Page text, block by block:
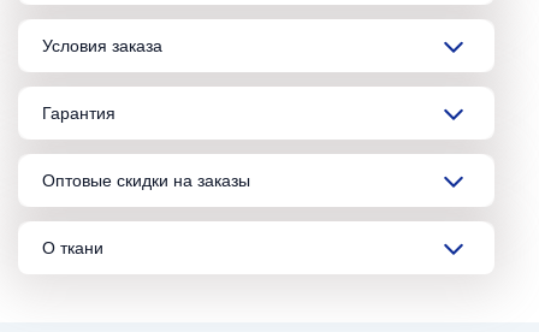
Условия заказа
Гарантия
Оптовые скидки на заказы
О ткани